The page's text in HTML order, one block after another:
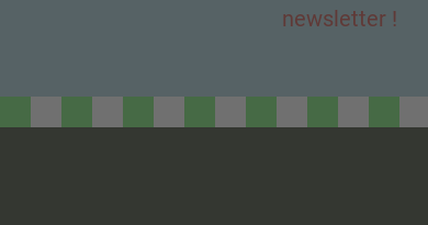
newsletter !